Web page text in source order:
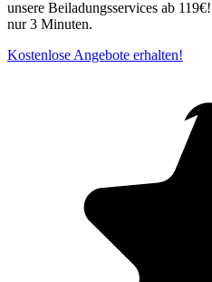
unsere Beiladungsservices ab
nur 3 Minuten.
Kostenlose Angebote erhalten!